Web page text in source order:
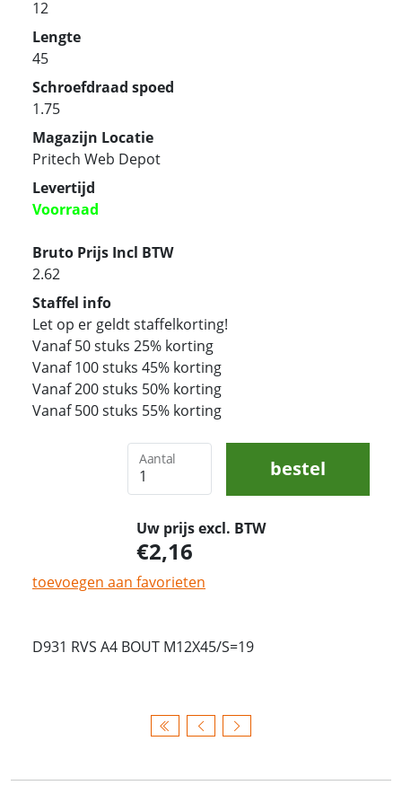
12
Lengte
45
Schroefdraad spoed
1.75
Magazijn Locatie
Pritech Web Depot
Levertijd
Voorraad
Bruto Prijs Incl BTW
2.62
Staffel info
Let op er geldt staffelkorting!
Vanaf 50 stuks 25% korting
Vanaf 100 stuks 45% korting
Vanaf 200 stuks 50% korting
Vanaf 500 stuks 55% korting
Aantal bestel
Uw prijs excl. BTW
2,16
toevoegen aan favorieten
D931 RVS A4 BOUT M12X45/S=19